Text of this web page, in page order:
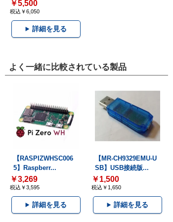
￥5,500
税込￥6,050
詳細を見る
よく一緒に比較されている製品
【RASPIZWHSC006
5】Raspberr...
￥3,269
税込￥3,595
詳細を見る
【MR-CH9329EMU-U
SB】USB接続版...
￥1,500
税込￥1,650
詳細を見る